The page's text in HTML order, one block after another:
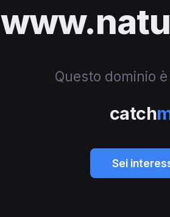
Questo dominio
catch
Sei